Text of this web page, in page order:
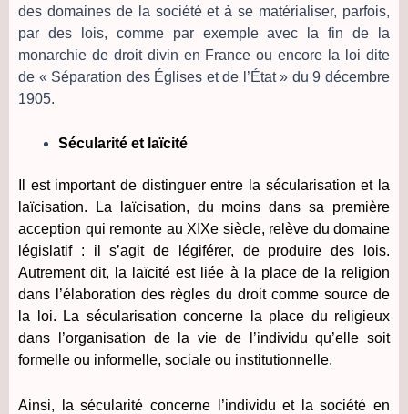
des domaines de la société et à se matérialiser, parfois,
par des lois, comme par exemple avec la fin de la
monarchie de droit divin en France ou encore la loi dite
de « Séparation des Églises et de l’État » du 9 décembre
1905.
Sécularité et laïcité
Il est important de distinguer entre la sécularisation et la
laïcisation. La laïcisation, du moins dans sa première
acception qui remonte au XIXe siècle, relève du domaine
législatif : il s’agit de légiférer, de produire des lois.
Autrement dit, la laïcité est liée à la place de la religion
dans l’élaboration des règles du droit comme source de
la loi. La sécularisation concerne la place du religieux
dans l’organisation de la vie de l’individu qu’elle soit
formelle ou informelle, sociale ou institutionnelle.
Ainsi, la sécularité concerne l’individu et la société en